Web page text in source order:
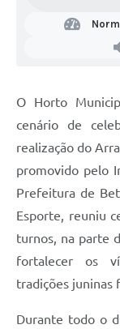
O Horto
cenário de
realização do
promovido pelo
Prefeitura de
Esporte, reuniu
turnos, na parte
fortalecer os
tradições juninas
Durante todo o